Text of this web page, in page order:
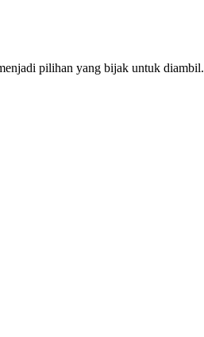
pilihan yang bijak untuk diambil.